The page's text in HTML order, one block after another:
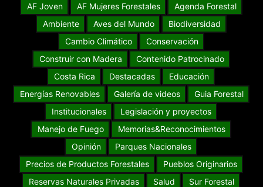
AF Joven AF Mujeres Forestales
Agenda Forestal
Ambiente
Aves del Mundo
Biodiversidad
Cambio Climático
Conservación
Construir con Madera
Contenido Patrocinado
Costa Rica
Destacadas
Educación
Energías Renovables
Galería de videos
Guia Forestal
Institucionales
Legislación y proyectos
Manejo de Fuego
Memorias&Reconocimientos
Opinión
Parques Nacionales
Precios de Productos Forestales
Pueblos Originarios
Reservas Naturales Privadas
Salud
Sur Forestal